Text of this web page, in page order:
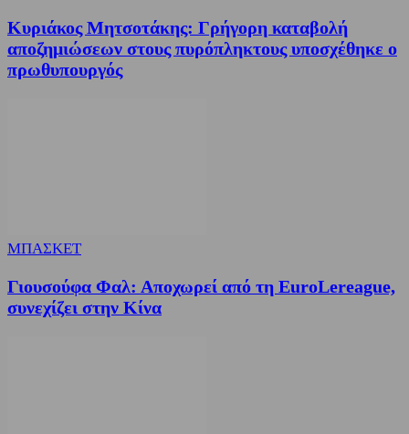
Κυριάκος Μητσοτάκης: Γρήγορη καταβολή
αποζημιώσεων στους πυρόπληκτους υποσχέθηκε ο
πρωθυπουργός
ΜΠΑΣΚΕΤ
Γιουσούφα Φαλ: Αποχωρεί από τη EuroLereague,
συνεχίζει στην Κίνα